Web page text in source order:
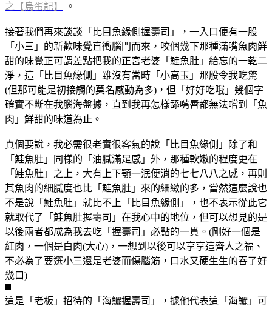
之【烏蛋記】
。
接著我們再來談談「比目魚緣側握壽司」，一入口便有一股
「小三」的新歡味覺直衝腦門而來，咬個幾下那種滿嘴魚肉鮮
甜的味覺正可謂差點把我的正宮老婆「鮭魚肚」給忘的一乾二
淨，這「比目魚緣側」雖沒有當時「小高玉」那股令我吃驚
(但那可能是初接觸的莫名感動為多)，但「好好吃哦」幾個字
確實不斷在我腦海盤據，直到我再怎樣舔嘴唇都無法嚐到「魚
肉」鮮甜的味道為止。
真個要說，我必需很老實很客氣的說「比目魚緣側」除了和
「鮭魚肚」同樣的「油膩滿足感」外，那種軟嫩的程度更在
「鮭魚肚」之上，大有上下顎一泯便消的七七八八之感，再則
其魚肉的細膩度也比「鮭魚肚」來的細緻的多，當然這麼說也
不是說「鮭魚肚」就比不上「比目魚緣側」，也不表示從此它
就取代了「鮭魚肚握壽司」在我心中的地位，但可以想見的是
以後兩者都成為我去吃「握壽司」必點的一貫。(剛好一個是
紅肉，一個是白肉(大心)，一想到以後可以享享這齊人之福、
不必為了要選小三還是老婆而傷腦筋，口水又硬生生的吞了好
幾口)
這是「老板」招待的「海鱺握壽司」，據他代表這「海鱺」可